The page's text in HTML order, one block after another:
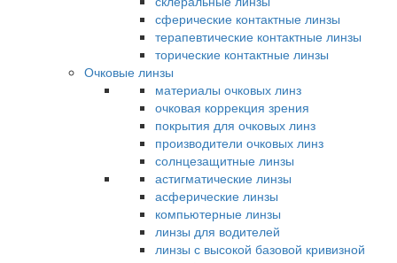
сферические контактные линзы
терапевтические контактные линзы
торические контактные линзы
Очковые линзы
материалы очковых линз
очковая коррекция зрения
покрытия для очковых линз
производители очковых линз
солнцезащитные линзы
астигматические линзы
асферические линзы
компьютерные линзы
линзы для водителей
линзы с высокой базовой кривизной